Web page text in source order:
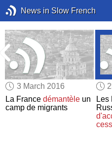
News in Slow French
3 March 2016
La Francedémantèle un
camp de migrants
Les